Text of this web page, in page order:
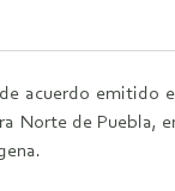
acuerdo
de Puebla,